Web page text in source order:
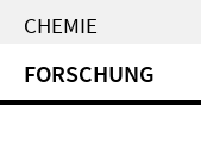
CHEMIE
FORSCHUNG